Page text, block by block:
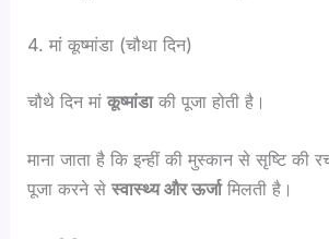
4. मां कूष्मांडा (चौथा दिन)
चौथे दिन मांकूष्मांडाकी पूजा होती है।
माना जाता है कि इन्हीं की मुस्कान से सृष्टि की
पूजा करने सेस्वास्थ्य और ऊर्जामिलती है।